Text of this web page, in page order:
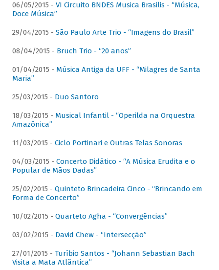
06/05/2015 - VI Circuito BNDES Musica Brasilis - “Música,
Doce Música”
29/04/2015 - São Paulo Arte Trio - “Imagens do Brasil”
08/04/2015 - Bruch Trio - “20 anos”
01/04/2015 - Música Antiga da UFF - “Milagres de Santa
Maria”
25/03/2015 - Duo Santoro
18/03/2015 - Musical Infantil - “Operilda na Orquestra
Amazônica”
11/03/2015 - Ciclo Portinari e Outras Telas Sonoras
04/03/2015 - Concerto Didático - “A Música Erudita e o
Popular de Mãos Dadas”
25/02/2015 - Quinteto Brincadeira Cinco - “Brincando em
Forma de Concerto”
10/02/2015 - Quarteto Agha - “Convergências”
03/02/2015 - David Chew - “Intersecção”
27/01/2015 - Turíbio Santos - “Johann Sebastian Bach
Visita a Mata Atlântica”